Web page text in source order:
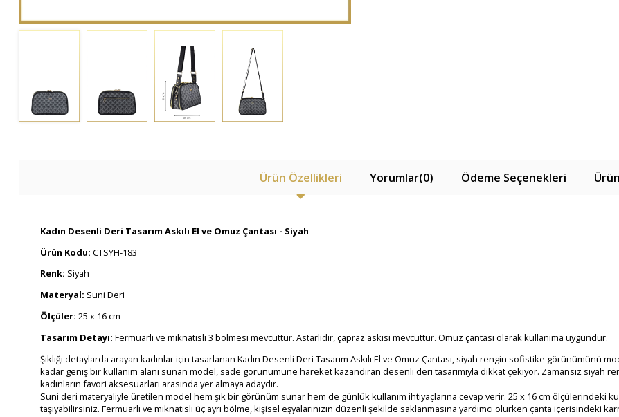
Ürün Özellikleri Yorumlar(0) Ödeme Seçenekleri
Kadın Desenli Deri Tasarım Askılı El ve Omuz Çantası - Siyah
Ürün Kodu: CTSYH-183
Renk: Siyah
Materyal: Suni Deri
Ölçüler: 25 x 16 cm
Tasarım Detayı: Fermuarlı ve mıknatıslı 3 bölmesi mevcuttur. Astarlıdır, çapraz askısı mevcuttur. Omuz çantası olarak kullanıma uygundur.
Şıklığı detaylarda arayan kadınlar için tasarlanan Kadın Desenli Deri Tasarım Askılı El ve Omuz Çantası, siyah rengin sofistike
kadar geniş bir kullanım alanı sunan model, sade görünümüne hareket kazandıran desenli deri tasarımıyla dikkat çekiyor. Zamansız siyah
kadınların favori aksesuarları arasında yer almaya adaydır.
Suni deri materyaliyle üretilen model hem şık bir görünüm sunar hem de günlük kullanım ihtiyaçlarına cevap verir. 25 x 16 cm ölçülerindeki
taşıyabilirsiniz. Fermuarlı ve mıknatıslı üç ayrı bölme, kişisel eşyalarınızın düzenli şekilde saklanmasına yardımcı olurken çanta içerisindeki